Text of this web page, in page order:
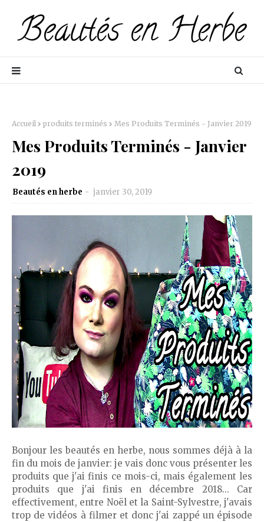
Accueil produits terminés Mes Produits Terminés - Janvier 2019
Mes Produits Terminés - Janvier
2019
Beautés en herbe janvier 30, 2019
Bonjour les beautés en herbe, nous sommes déjà à la
fin du mois de janvier: je vais donc vous présenter les
produits que j'ai finis ce mois-ci, mais également les
produits que j'ai finis en décembre 2018... Car
effectivement, entre Noël et la Saint-Sylvestre, j'avais
trop de vidéos à filmer et donc j'ai zappé un épisode